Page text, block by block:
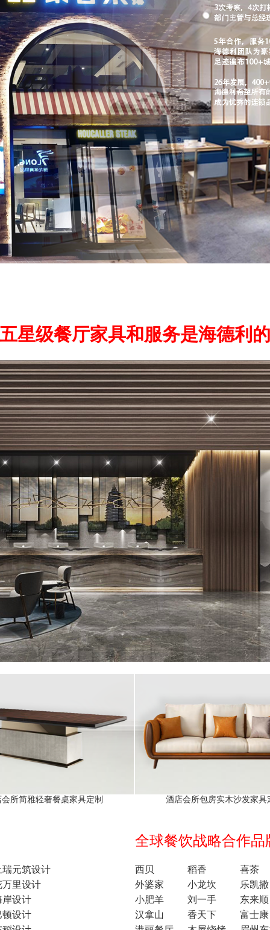
星级餐厅家具和服务是海德利
所简雅轻奢餐桌家具定制 酒店会所包房实木沙发家具
瑞元筑设计
万里设计
岸设计
顿设计
全球餐饮战略合作品
西贝 稻香
喜茶
外婆家
小龙坎
乐凯撒
小肥羊
刘一手
东来顺
汉拿山
香天下
富士康